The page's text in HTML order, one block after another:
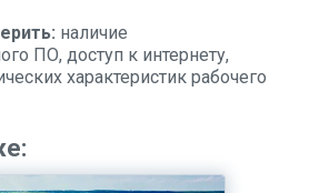
наличие
ПО, доступ к интернету,
характеристик рабочего